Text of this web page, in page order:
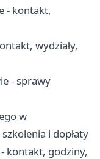
- kontakt,
wydziały,
- sprawy
w
i dopłaty
kontakt, godziny,